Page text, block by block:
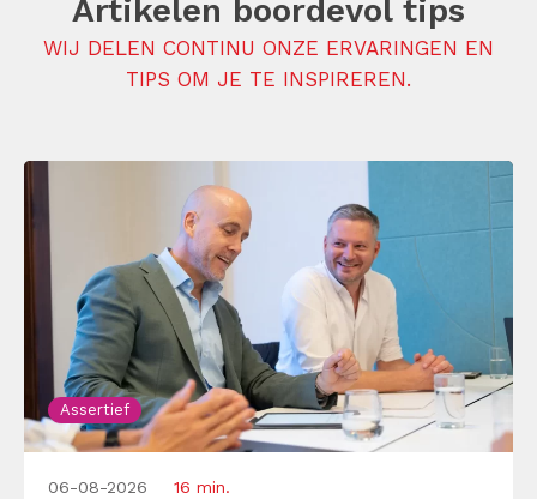
Artikelen boordevol tips
WIJ DELEN CONTINU ONZE ERVARINGEN EN
TIPS OM JE TE INSPIREREN.
Assertief
06-08-2026 16 min.